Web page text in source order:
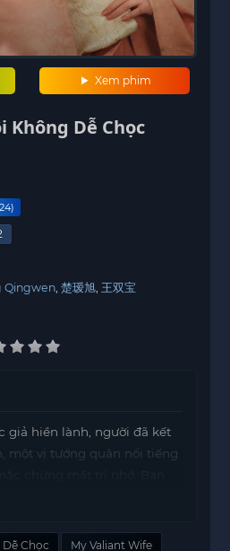
Xem phim
Không Dễ Chọc
Qingwen 楚瑷旭 王双宝
giả hiền lành, người đã kết
một vị tướng quân nổi tiếng
họ chỉ là một hình thức
tác thực sự và bền chặt.
Chọc My Valiant Wife